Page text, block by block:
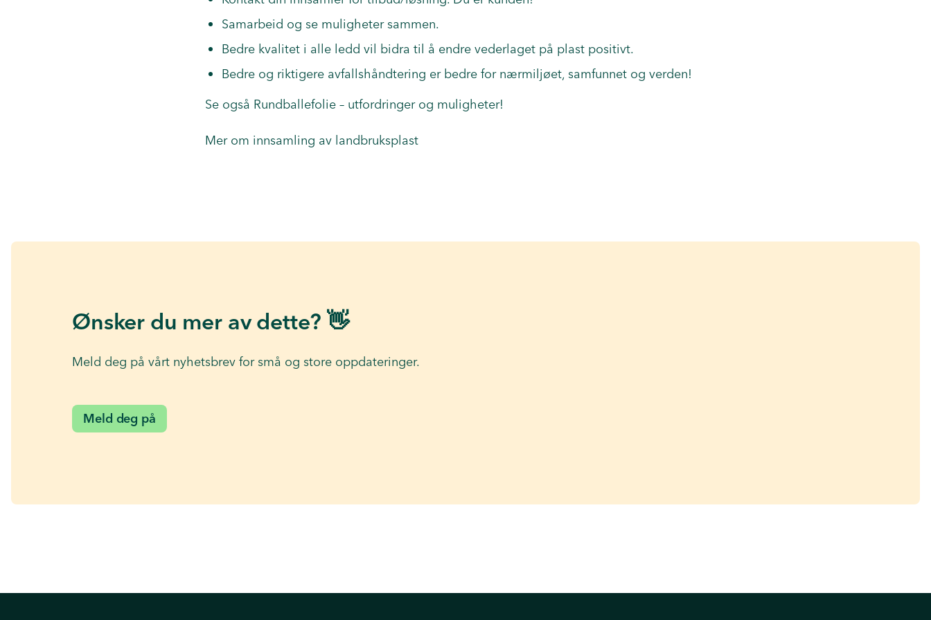
Samarbeid og se muligheter sammen.
Bedre kvalitet i alle ledd vil bidra til å endre vederlaget på plast positivt.
Bedre og riktigere avfallshåndtering er bedre for nærmiljøet, samfunnet og verden!
Se også Rundballefolie – utfordringer og muligheter!
Mer om innsamling av landbruksplast
Ønsker du mer av dette? 👋
Meld deg på vårt nyhetsbrev for små og store oppdateringer.
Meld deg på